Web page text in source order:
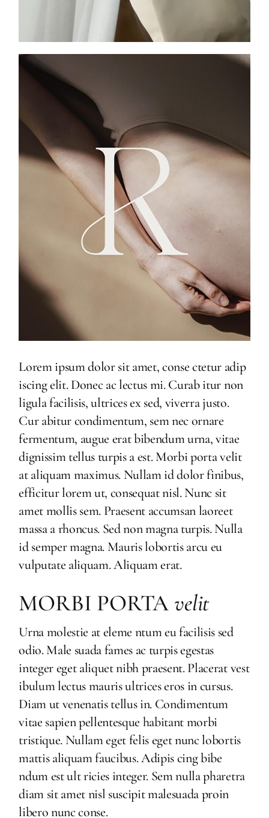
Lorem ipsum dolor sit amet, conse ctetur adip
iscing elit. Donec ac lectus mi. Curab itur non
ligula facilisis, ultrices ex sed, viverra justo.
Cur abitur condimentum, sem nec ornare
fermentum, augue erat bibendum urna, vitae
dignissim tellus turpis a est. Morbi porta velit
at aliquam maximus. Nullam id dolor finibus,
efficitur lorem ut, consequat nisl. Nunc sit
amet mollis sem. Praesent accumsan laoreet
massa a rhoncus. Sed non magna turpis. Nulla
id semper magna. Mauris lobortis arcu eu
vulputate aliquam. Aliquam erat.
MORBI PORTA velit
Urna molestie at eleme ntum eu facilisis sed
odio. Male suada fames ac turpis egestas
integer eget aliquet nibh praesent. Placerat vest
ibulum lectus mauris ultrices eros in cursus.
Diam ut venenatis tellus in. Condimentum
vitae sapien pellentesque habitant morbi
tristique. Nullam eget felis eget nunc lobortis
mattis aliquam faucibus. Adipis cing bibe
ndum est ult ricies integer. Sem nulla pharetra
diam sit amet nisl suscipit malesuada proin
libero nunc conse.